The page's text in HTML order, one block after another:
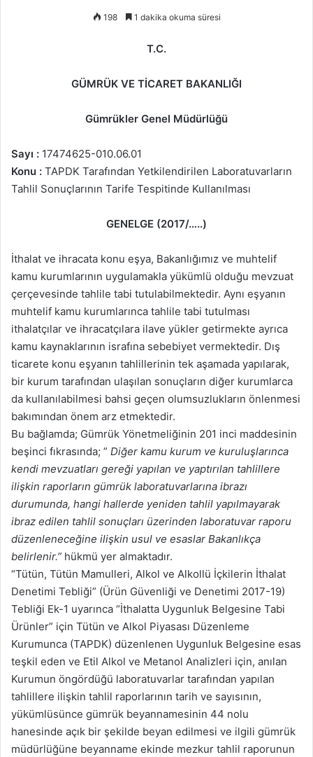
198 1 dakika okuma süresi
T.C.
GÜMRÜK VE TİCARET BAKANLIĞI
Gümrükler Genel Müdürlüğü
Sayı : 17474625-010.06.01
Konu : TAPDK Tarafından Yetkilendirilen Laboratuvarların
Tahlil Sonuçlarının Tarife Tespitinde Kullanılması
GENELGE (2017/…..)
İthalat ve ihracata konu eşya, Bakanlığımız ve muhtelif
kamu kurumlarının uygulamakla yükümlü olduğu mevzuat
çerçevesinde tahlile tabi tutulabilmektedir. Aynı eşyanın
muhtelif kamu kurumlarınca tahlile tabi tutulması
ithalatçılar ve ihracatçılara ilave yükler getirmekte ayrıca
kamu kaynaklarının israfına sebebiyet vermektedir. Dış
ticarete konu eşyanın tahlillerinin tek aşamada yapılarak,
bir kurum tarafından ulaşılan sonuçların diğer kurumlarca
da kullanılabilmesi bahsi geçen olumsuzlukların önlenmesi
bakımından önem arz etmektedir.
Bu bağlamda; Gümrük Yönetmeliğinin 201 inci maddesinin
beşinci fıkrasında; ” Diğer kamu kurum ve kuruluşlarınca
kendi mevzuatları gereği yapılan ve yaptırılan tahlillere
ilişkin raporların gümrük laboratuvarlarına ibrazı
durumunda, hangi hallerde yeniden tahlil yapılmayarak
ibraz edilen tahlil sonuçları üzerinden laboratuvar raporu
düzenleneceğine ilişkin usul ve esaslar Bakanlıkça
belirlenir.” hükmü yer almaktadır.
“Tütün, Tütün Mamulleri, Alkol ve Alkollü İçkilerin İthalat
Denetimi Tebliği” (Ürün Güvenliği ve Denetimi 2017-19)
Tebliği Ek-1 uyarınca “İthalatta Uygunluk Belgesine Tabi
Ürünler” için Tütün ve Alkol Piyasası Düzenleme
Kurumunca (TAPDK) düzenlenen Uygunluk Belgesine esas
teşkil eden ve Etil Alkol ve Metanol Analizleri için, anılan
Kurumun öngördüğü laboratuvarlar tarafından yapılan
tahlillere ilişkin tahlil raporlarının tarih ve sayısının,
yükümlüsünce gümrük beyannamesinin 44 nolu
hanesinde açık bir şekilde beyan edilmesi ve ilgili gümrük
müdürlüğüne beyanname ekinde mezkur tahlil raporunun